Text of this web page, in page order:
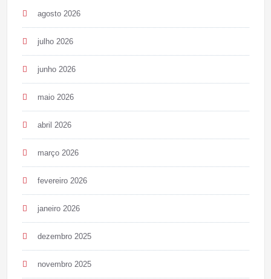
agosto 2026
julho 2026
junho 2026
maio 2026
abril 2026
março 2026
fevereiro 2026
janeiro 2026
dezembro 2025
novembro 2025